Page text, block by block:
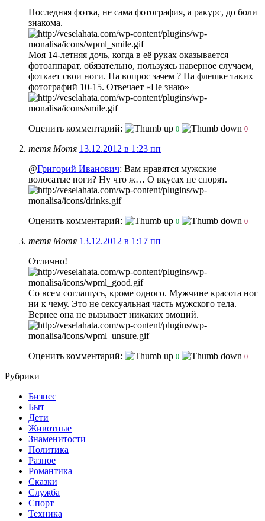
Последняя фотка, не сама фотография, а ракурс, до боли
знакома.
Моя 14-летняя дочь, когда в её руках оказывается
фотоаппарат, обязательно, пользуясь наверное случаем,
фоткает свои ноги. На вопрос зачем ? На флешке таких
фотографий 10-15. Отвечает «Не знаю»
Оценить комментарий: 0 0
тетя Мотя 13.12.2012 в 1:23 пп
@Григорий Иванович: Вам нравятся мужские
волосатые ноги? Ну что ж… О вкусах не спорят.
Оценить комментарий: 0 0
тетя Мотя 13.12.2012 в 1:17 пп
Отлично!
Со всем соглашусь, кроме одного. Мужчине красота ног
ни к чему. Это не сексуальная часть мужского тела.
Вернее она не вызывает никаких эмоций.
Оценить комментарий: 0 0
Рубрики
Бизнес
Быт
Дети
Животные
Знаменитости
Политика
Разное
Романтика
Сказки
Служба
Спорт
Техника